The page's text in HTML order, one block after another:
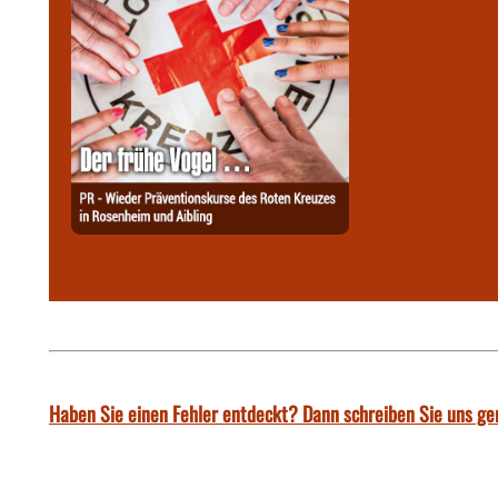
Haben Sie einen Fehler entdeckt? Dann schreiben Sie uns